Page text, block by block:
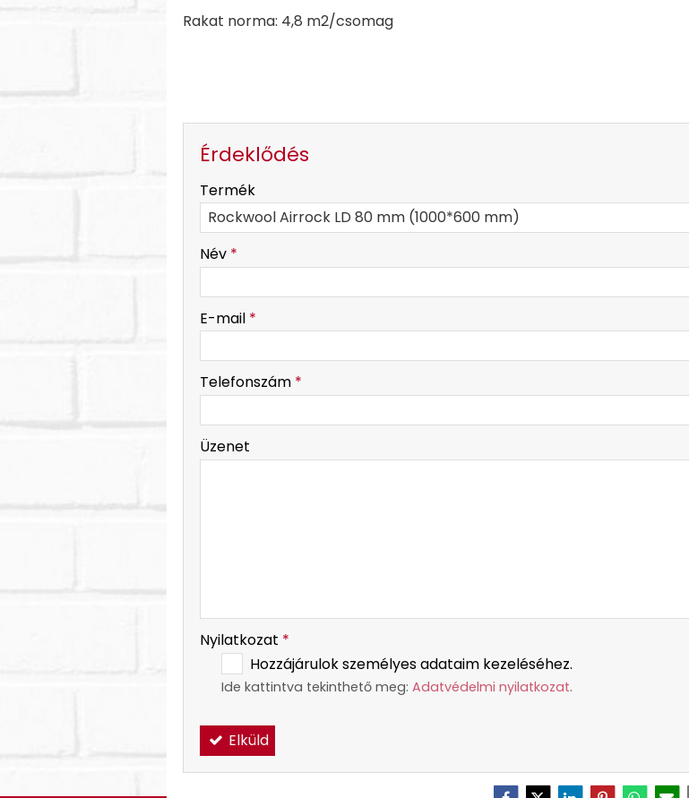
Rakat norma: 4,8 m2/csomag
Érdeklődés
-
Termék
Név *
E-mail *
Telefonszám *
Üzenet
Nyilatkozat *
Hozzájárulok személyes adataim kezeléséhez.
Ide kattintva tekinthető meg: Adatvédelmi nyilatkozat.
Elküld